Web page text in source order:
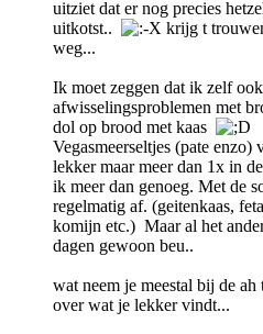
uitziet dat er nog precies
uitkotst..
krijg t
weg...
Ik moet zeggen dat ik zelf
afwisselingsproblemen met
dol op brood met kaas
Vegasmeerseltjes (pate
lekker maar meer dan 1x in
ik meer dan genoeg. Met de
regelmatig af. (geitenkaas,
komijn etc.) Maar al het
dagen gewoon beu..
wat neem je meestal bij de
over wat je lekker vindt...